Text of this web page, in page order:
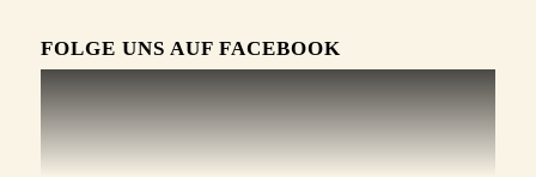
FOLGE UNS AUF FACEBOOK